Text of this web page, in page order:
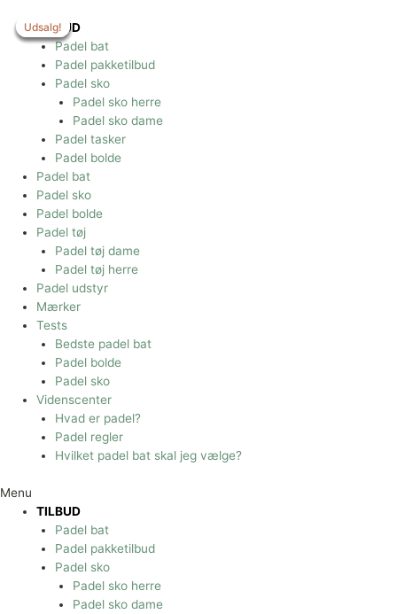
indholdet
TILBUD
Padel bat
Padel pakketilbud
Padel sko
Padel sko herre
Padel sko dame
Padel tasker
Padel bolde
Padel bat
Padel sko
Padel bolde
Padel tøj
Padel tøj dame
Padel tøj herre
Padel udstyr
Mærker
Tests
Bedste padel bat
Padel bolde
Padel sko
Videnscenter
Hvad er padel?
Padel regler
Hvilket padel bat skal jeg vælge?
Menu
TILBUD
Padel bat
Padel pakketilbud
Padel sko
Padel sko herre
Padel sko dame
Udsalg!
Udsalg!
Udsalg!
Udsalg!
Udsalg!